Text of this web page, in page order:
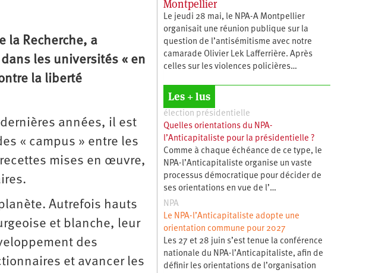
la Recherche, a
les universités « en
la liberté
années, il est
« campus » entre les
recettes mises en œuvre,
Autrefois hauts
et blanche, leur
des
et avancer les
Montpellier
Le jeudi 28 mai, le NPA-A Montpellier
organisait une réunion publique sur la
question de l’antisémitisme avec notre
camarade Olivier Lek Lafferrière. Après
celles sur les violences policières…
Les + lus
élection présidentielle
Quelles orientations du NPA-
l’Anticapitaliste pour la présidentielle ?
Comme à chaque échéance de ce type, le
NPA-l’Anticapitaliste organise un vaste
processus démocratique pour décider de
ses orientations en vue de l’…
NPA
Le NPA-l’Anticapitaliste adopte une
orientation commune pour 2027
Les 27 et 28 juin s’est tenue la conférence
nationale du NPA-l’Anticapitaliste, afin de
définir les orientations de l’organisation